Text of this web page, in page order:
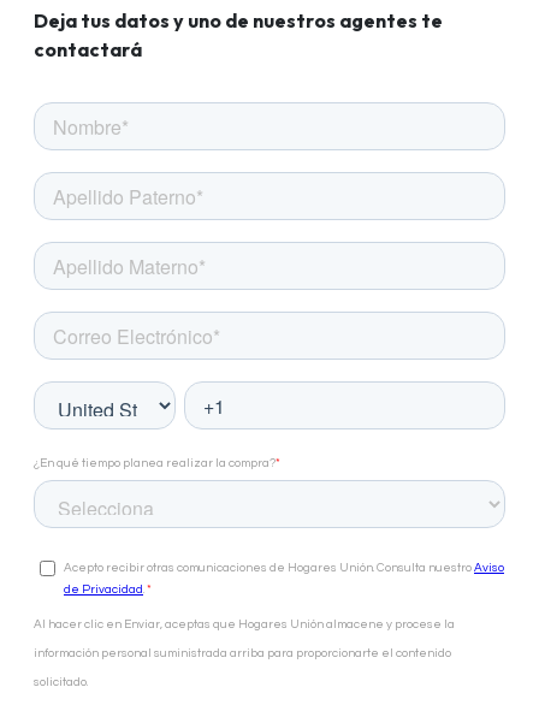
Deja tus datos y uno de nuestros agentes te
contactará